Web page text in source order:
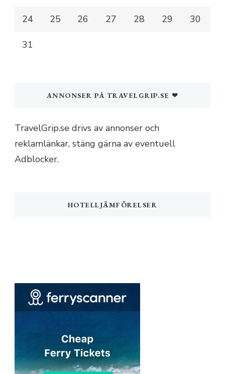
24 25 26 27 28 29 30
31
ANNONSER PÅ TRAVELGRIP.SE ❤
TravelGrip.se drivs av annonser och
reklamlänkar, stäng gärna av eventuell
Adblocker.
HOTELLJÄMFÖRELSER